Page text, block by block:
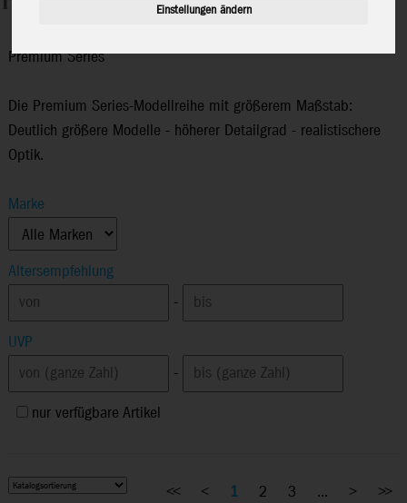
Einstellungen ändern
Premium Series
Die Premium Series-Modellreihe mit größerem Maßstab:
Deutlich größere Modelle - höherer Detailgrad - realistischere
Optik.
Marke
Altersempfehlung
-
UVP
-
nur verfügbare Artikel
<< < 1 2 3 ... > >>